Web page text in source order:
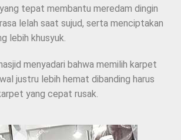
tepat membantu meredam dingin
lelah saat sujud, serta menciptakan
lebih khusyuk.
menyadari bahwa memilih karpet
justru lebih hemat dibanding harus
yang cepat rusak.